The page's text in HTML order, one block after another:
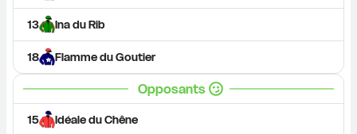
13 Ina du Rib
18 Flamme du Goutier
Opposants
15 Idéale du Chêne